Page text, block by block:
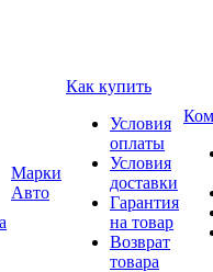
Марки
Авто
Как купить
Условия
оплаты
Условия
доставки
Гарантия
на товар
Возврат
товара